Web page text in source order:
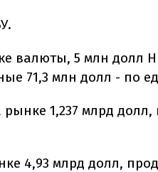
валюты, 5 млн долл
71,3 млн долл - по
1,237 млрд долл,
4,93 млрд долл,